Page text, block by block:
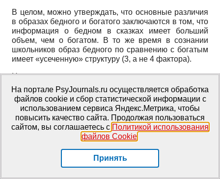
В целом, можно утверждать, что основные различия
в образах бедного и богатого заключаются в том, что
информация о бедном в сказках имеет больший
объем, чем о богатом. В то же время в сознании
школьников образ бедного по сравнению с богатым
имеет «усеченную» структуру (3, а не 4 фактора).
Несмотря на выявленные различия, представляется
интересным рассмотреть процесс преобразования
социальных представлений в контексте
экономической социализации личности школьников,
поскольку общественные представления
определяются нормами и ценностями социальной
среды, соответствие которым и позволяет понять
уровень социализированности личности, в том числе
экономической. По результатам данного
исследования можно говорить о том, что дети, в
целом, усваивают наиболее значимые
На портале PsyJournals.ru осуществляется обработка
файлов cookie и сбор статистической информации с
использованием сервиса Яндекс.Метрика, чтобы
повысить качество сайта. Продолжая пользоваться
сайтом, вы соглашаетесь с Политикой использования
файлов Cookie.
Принять